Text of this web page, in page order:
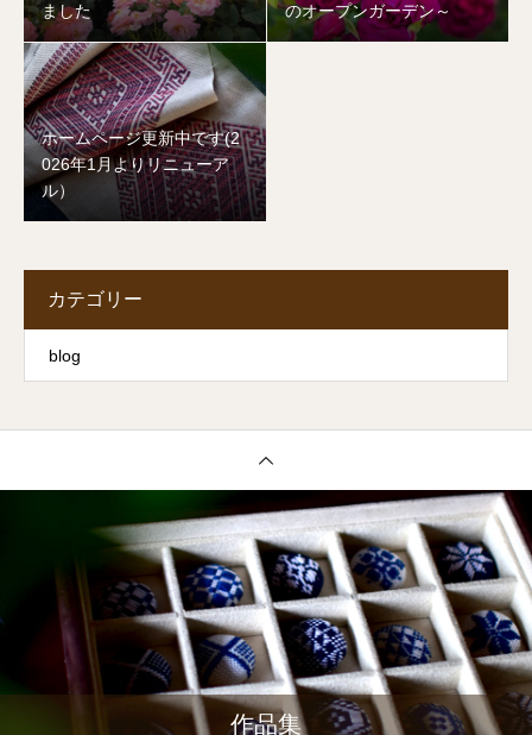
ました
のオープンガーデン～
ホームページ更新中です(2
026年1月よりリニューア
ル）
カテゴリー
blog
作品集